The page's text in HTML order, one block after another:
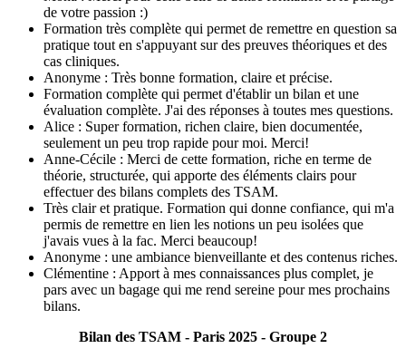
de votre passion :)
Formation très complète qui permet de remettre en question sa
pratique tout en s'appuyant sur des preuves théoriques et des
cas cliniques.
Anonyme : Très bonne formation, claire et précise.
Formation complète qui permet d'établir un bilan et une
évaluation complète. J'ai des réponses à toutes mes questions.
Alice : Super formation, richen claire, bien documentée,
seulement un peu trop rapide pour moi. Merci!
Anne-Cécile : Merci de cette formation, riche en terme de
théorie, structurée, qui apporte des éléments clairs pour
effectuer des bilans complets des TSAM.
Très clair et pratique. Formation qui donne confiance, qui m'a
permis de remettre en lien les notions un peu isolées que
j'avais vues à la fac. Merci beaucoup!
Anonyme : une ambiance bienveillante et des contenus riches.
Clémentine : Apport à mes connaissances plus complet, je
pars avec un bagage qui me rend sereine pour mes prochains
bilans.
Bilan des TSAM - Paris 2025 - Groupe 2